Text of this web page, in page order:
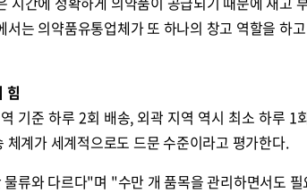
는 의약품유통업체가 또 하나의 창고 역할을 하
힘
기준 하루 2회 배송, 외곽 지역 역시 최소 하루 1
체계가 세계적으로도 드문 수준이라고 평가한다.
류와 다르다"며 "수만 개 품목을 관리하면서도